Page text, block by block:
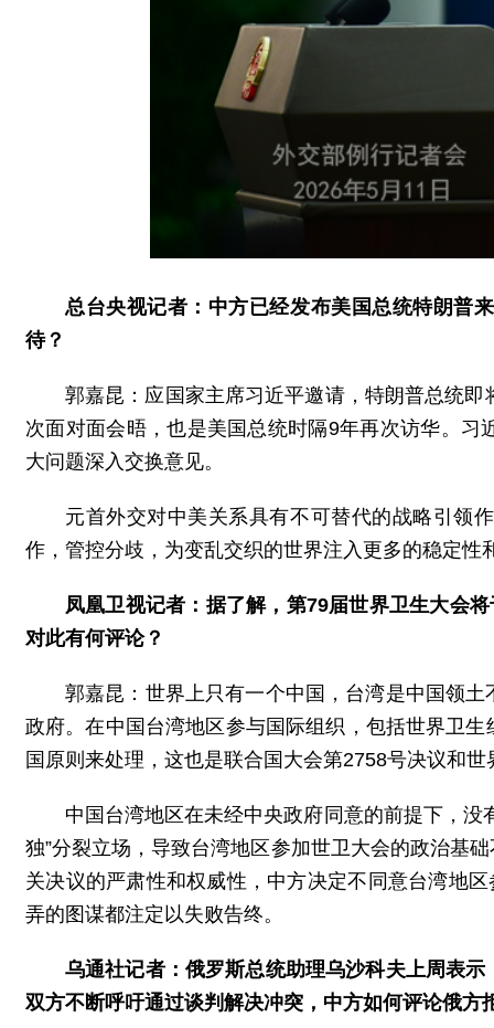
总台央视记者：中方已经发布美国总统特朗普
待？
郭嘉昆：应国家主席习近平邀请，特朗普总统
次面对面会晤，也是美国总统时隔9年再次访华。
大问题深入交换意见。
元首外交对中美关系具有不可替代的战略引领
作，管控分歧，为变乱交织的世界注入更多的稳定性
凤凰卫视记者：据了解，第79届世界卫生大会
对此有何评论？
郭嘉昆：世界上只有一个中国，台湾是中国领
政府。在中国台湾地区参与国际组织，包括世界卫
国原则来处理，这也是联合国大会第2758号决议和
中国台湾地区在未经中央政府同意的前提下，
独”分裂立场，导致台湾地区参加世卫大会的政治基
关决议的严肃性和权威性，中方决定不同意台湾地
弄的图谋都注定以失败告终。
乌通社记者：俄罗斯总统助理乌沙科夫上周表
双方不断呼吁通过谈判解决冲突，中方如何评论俄方